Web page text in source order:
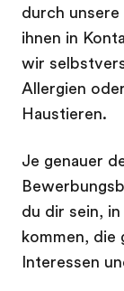
durch
ihnen in
wir
Allergien
Haustieren.
Je genauer
du dir sein,
kommen, die
Interessen